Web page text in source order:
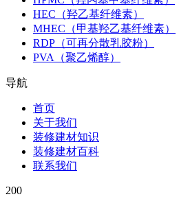
HEC（羟乙基纤维素）
MHEC（甲基羟乙基纤维素）
RDP（可再分散乳胶粉）
PVA（聚乙烯醇）
导航
首页
关于我们
装修建材知识
装修建材百科
联系我们
200